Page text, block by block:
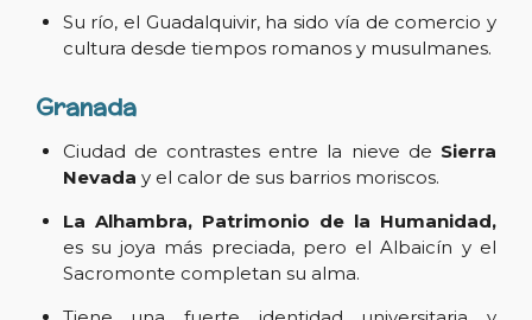
Su río, el Guadalquivir, ha sido vía de comercio y
cultura desde tiempos romanos y musulmanes.
Granada
Ciudad de contrastes entre la nieve de Sierra
Nevada y el calor de sus barrios moriscos.
La Alhambra, Patrimonio de la Humanidad,
es su joya más preciada, pero el Albaicín y el
Sacromonte completan su alma.